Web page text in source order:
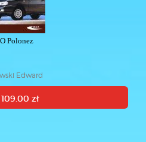
Polonez
Edward
109.00 zł